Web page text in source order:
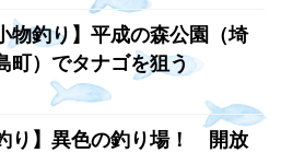
物釣り】平成の森公園（埼
町）でタナゴを狙う
り】異色の釣り場！ 開放